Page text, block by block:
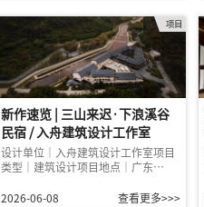
项目
新作速览 | 三山来迟·下浪溪谷
民宿 / 入舟建筑设计工作室
设计单位｜入舟建筑设计工作室项目
类型｜建筑设计项目地点｜广东…
2026-06-08 查看更多>>>